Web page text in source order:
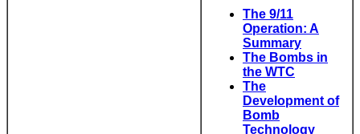
The 9/11
Operation: A
Summary
The Bombs in
the WTC
The
Development of
Bomb
Technology